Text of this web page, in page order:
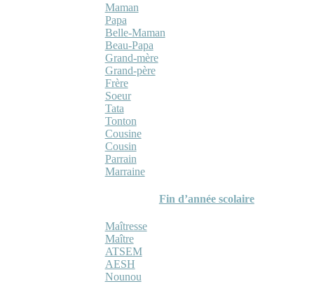
Maman
Papa
Belle-Maman
Beau-Papa
Grand-mère
Grand-père
Frère
Soeur
Tata
Tonton
Cousine
Cousin
Parrain
Marraine
Fin d’année scolaire
Maîtresse
Maître
ATSEM
AESH
Nounou